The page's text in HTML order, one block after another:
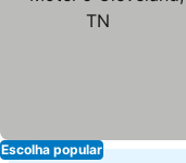
Escolha popular